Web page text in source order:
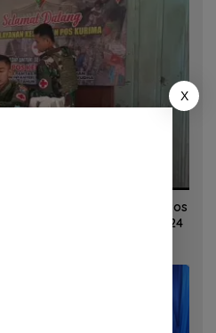
Satgas Yonif 645/GTY Pos
kesehatan Gratis 1 x 24
X